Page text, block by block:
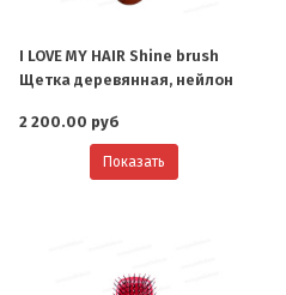
I LOVE MY HAIR Shine brush
Щетка деревянная, нейлон
2 200.00 руб
Показать